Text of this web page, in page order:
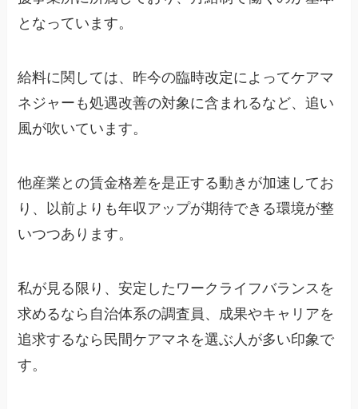
となっています。
給料に関しては、昨今の臨時改定によってケアマ
ネジャーも処遇改善の対象に含まれるなど、追い
風が吹いています。
他産業との賃金格差を是正する動きが加速してお
り、以前よりも年収アップが期待できる環境が整
いつつあります。
私が見る限り、安定したワークライフバランスを
求めるなら自治体系の調査員、成果やキャリアを
追求するなら民間ケアマネを選ぶ人が多い印象で
す。